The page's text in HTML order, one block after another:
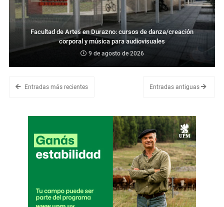
Facultad de Artes en Durazno: cursos de danza/creación
corporal y música para audiovisuales
9 de agosto de 2026
Entradas más recientes Entradas antiguas